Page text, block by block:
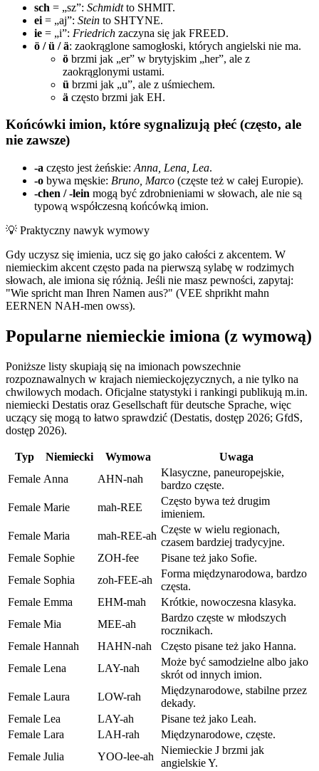
sch = „sz”: Schmidtto SHMIT.
ei = „aj”: Stein to SHTYNE.
ie = „i”: Friedrich zaczyna się jak FREED.
ö / ü / ä: zaokrąglone samogłoski, których angielski nie ma.
ö brzmi jak „er” w brytyjskim „her”, ale z
zaokrąglonymi ustami.
ü brzmi jak „u”, ale z uśmiechem.
ä często brzmi jak EH.
Końcówki imion, które sygnalizują płeć (często, ale
nie zawsze)
-a często jest żeńskie: Anna, Lena, Lea.
-o bywa męskie: Bruno, Marco (częste też w całej Europie).
-chen / -lein mogą być zdrobnieniami w słowach, ale nie są
typową współczesną końcówką imion.
💡 Praktyczny nawyk wymowy
Gdy uczysz się imienia, ucz się go jako całości z akcentem. W
niemieckim akcent często pada na pierwszą sylabę w rodzimych
słowach, ale imiona się różnią. Jeśli nie masz pewności, zapytaj:
"Wie spricht man Ihren Namen aus?" (VEE shprikht mahn
EERNEN NAH-men owss).
Popularne niemieckie imiona (z wymową)
Poniższe listy skupiają się na imionach powszechnie
rozpoznawalnych w krajach niemieckojęzycznych, a nie tylko na
chwilowych modach. Oficjalne statystyki i rankingi publikują m.in.
niemiecki Destatis oraz Gesellschaft für deutsche Sprache, więc
uczący się mogą to łatwo sprawdzić (Destatis, dostęp 2026; GfdS,
dostęp 2026).
Typ Niemiecki Wymowa
Uwaga
Female Anna AHN-nah
Klasyczne, paneuropejskie,
bardzo częste.
Female Marie mah-REE
Często bywa też drugim
imieniem.
Female Maria mah-REE-ah
Częste w wielu regionach,
czasem bardziej tradycyjne.
Female Sophie ZOH-fee
Pisane też jako Sofie.
Female Sophia zoh-FEE-ah
Forma międzynarodowa, bardzo
częsta.
Female Emma EHM-mah
Krótkie, nowoczesna klasyka.
Female Mia MEE-ah
Bardzo częste w młodszych
rocznikach.
Female Hannah HAHN-nah
Często pisane też jako Hanna.
Female Lena LAY-nah
Może być samodzielne albo jako
skrót od innych imion.
Female Laura LOW-rah
Międzynarodowe, stabilne przez
dekady.
Female Lea LAY-ah
Pisane też jako Leah.
Female Lara LAH-rah
Międzynarodowe, częste.
Female Julia YOO-lee-ah
Niemieckie J brzmi jak
angielskie Y.